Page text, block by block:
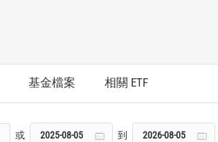
基金檔案 相關 ETF
或 到